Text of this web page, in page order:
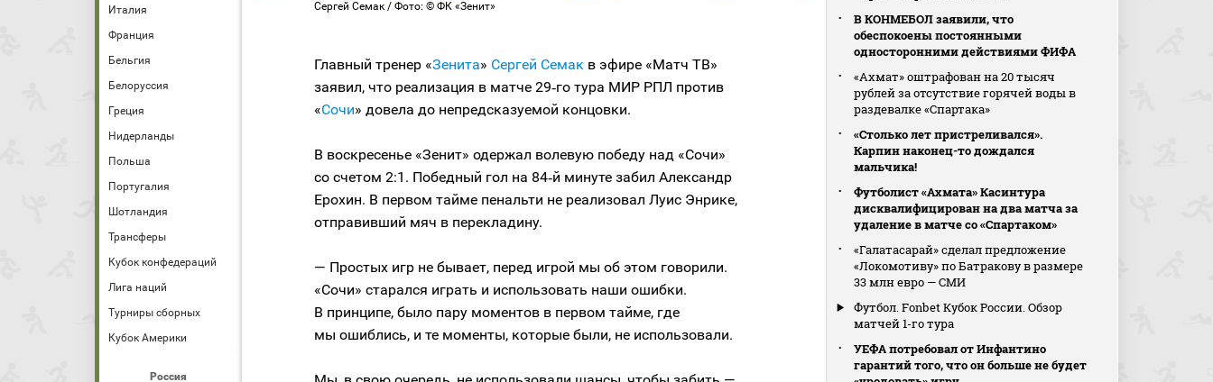
Италия
Франция
Бельгия
Белоруссия
Греция
Нидерланды
Польша
Португалия
Шотландия
Трансферы
Кубок конфедераций
Лига наций
Турниры сборных
Кубок Америки
Россия
Сергей Семак / Фото: © ФК «Зенит»
Главный тренер «Зенита» Сергей Семак в эфире «Матч ТВ»
заявил, что реализация в матче 29‑го тура МИР РПЛ против
«Сочи» довела до непредсказуемой концовки.
В воскресенье «Зенит» одержал волевую победу над «Сочи»
со счетом 2:1. Победный гол на 84‑й минуте забил Александр
Ерохин. В первом тайме пенальти не реализовал Луис Энрике,
отправивший мяч в перекладину.
— Простых игр не бывает, перед игрой мы об этом говорили.
«Сочи» старался играть и использовать наши ошибки.
В принципе, было пару моментов в первом тайме, где
мы ошиблись, и те моменты, которые были, не использовали.
В КОНМЕБОЛ заявили, что
обеспокоены постоянными
односторонними действиями ФИФА
«Ахмат» оштрафован на 20 тысяч
рублей за отсутствие горячей воды в
раздевалке «Спартака»
«Столько лет пристреливался».
Карпин наконец-то дождался
мальчика!
Футболист «Ахмата» Касинтура
дисквалифицирован на два матча за
удаление в матче со «Спартаком»
«Галатасарай» сделал предложение
«Локомотиву» по Батракову в размере
33 млн евро — СМИ
Футбол. Fonbet Кубок России. Обзор
матчей 1-го тура
УЕФА потребовал от Инфантино
гарантий того, что он больше не будет